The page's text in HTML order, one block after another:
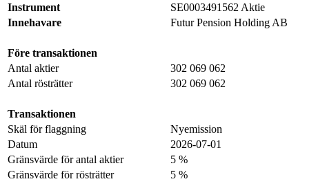
Instrument
SE0003491562 Aktie
Innehavare
Futur Pension Holding AB
Före transaktionen
Antal aktier
302 069 062
Antal rösträtter
302 069 062
Transaktionen
Skäl för flaggning
Nyemission
Datum
2026-07-01
Gränsvärde för antal aktier
5 %
Gränsvärde för rösträtter
5 %